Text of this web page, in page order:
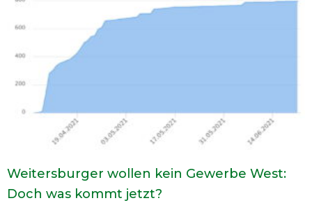
Weitersburger wollen kein Gewerbe West:
Doch was kommt jetzt?